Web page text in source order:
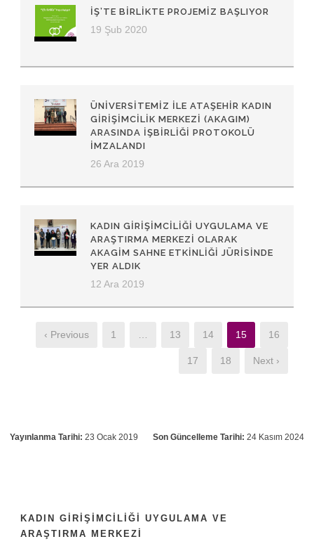
İŞ’TE BIRLIKTE PROJEMIZ BAŞLIYOR
19 Şub 2020
ÜNIVERSITEMIZ ILE ATAŞEHIR KADIN
GIRIŞIMCILIK MERKEZI (AKAGIM)
ARASINDA İŞBIRLIĞI PROTOKOLÜ
İMZALANDI
26 Ara 2019
KADIN GIRIŞIMCILIĞI UYGULAMA VE
ARAŞTIRMA MERKEZI OLARAK
AKAGİM SAHNE ETKINLIĞI JÜRISINDE
YER ALDIK
12 Ara 2019
‹ Previous 1 13 14 15 16
17 18 Next ›
Yayınlanma Tarihi: 23 Ocak 2019 Son Güncelleme Tarihi: 24 Kasım 2024
KADIN GIRIŞIMCILIĞI UYGULAMA VE
ARAŞTIRMA MERKEZI